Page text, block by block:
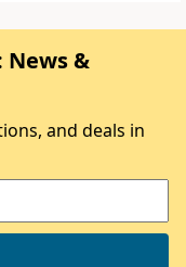
News &
and deals in